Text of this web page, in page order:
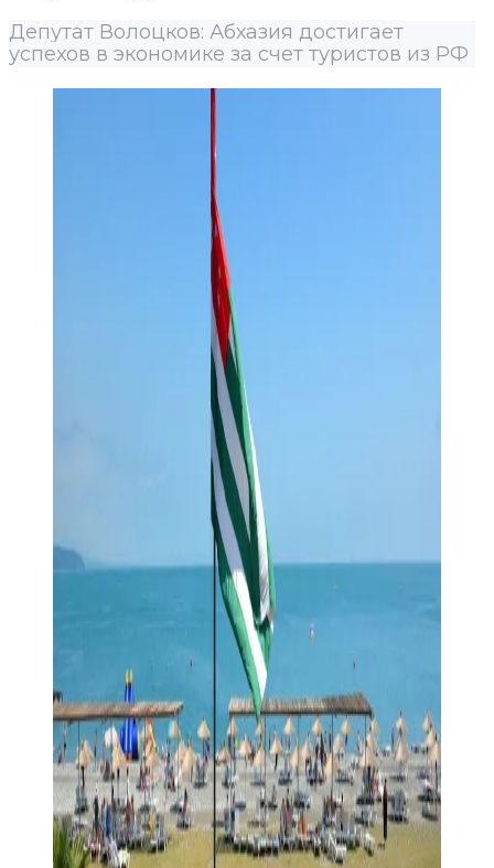
Депутат Волоцков: Абхазия достигает
успехов в экономике за счет туристов из РФ